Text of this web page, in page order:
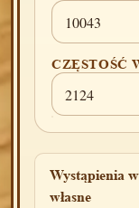
10043
CZĘSTOŚĆ
2124
Wystąpienia
własne